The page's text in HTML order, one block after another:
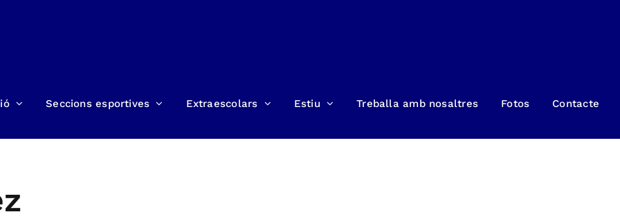
Seccions esportives Extraescolars Estiu Treballa amb nosaltres Fotos Contacte